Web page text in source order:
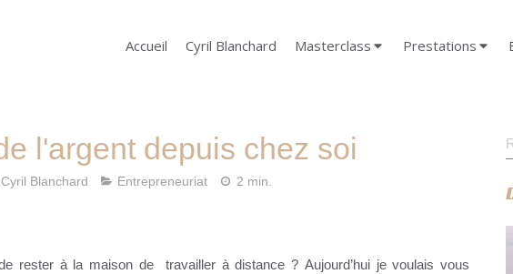
Accueil Cyril Blanchard Masterclass Prestations
l'argent depuis chez soi
Cyril Blanchard Entrepreneuriat 2 min.
rester à la maison de travailler à distance ? Aujourd’hui je voulais vous